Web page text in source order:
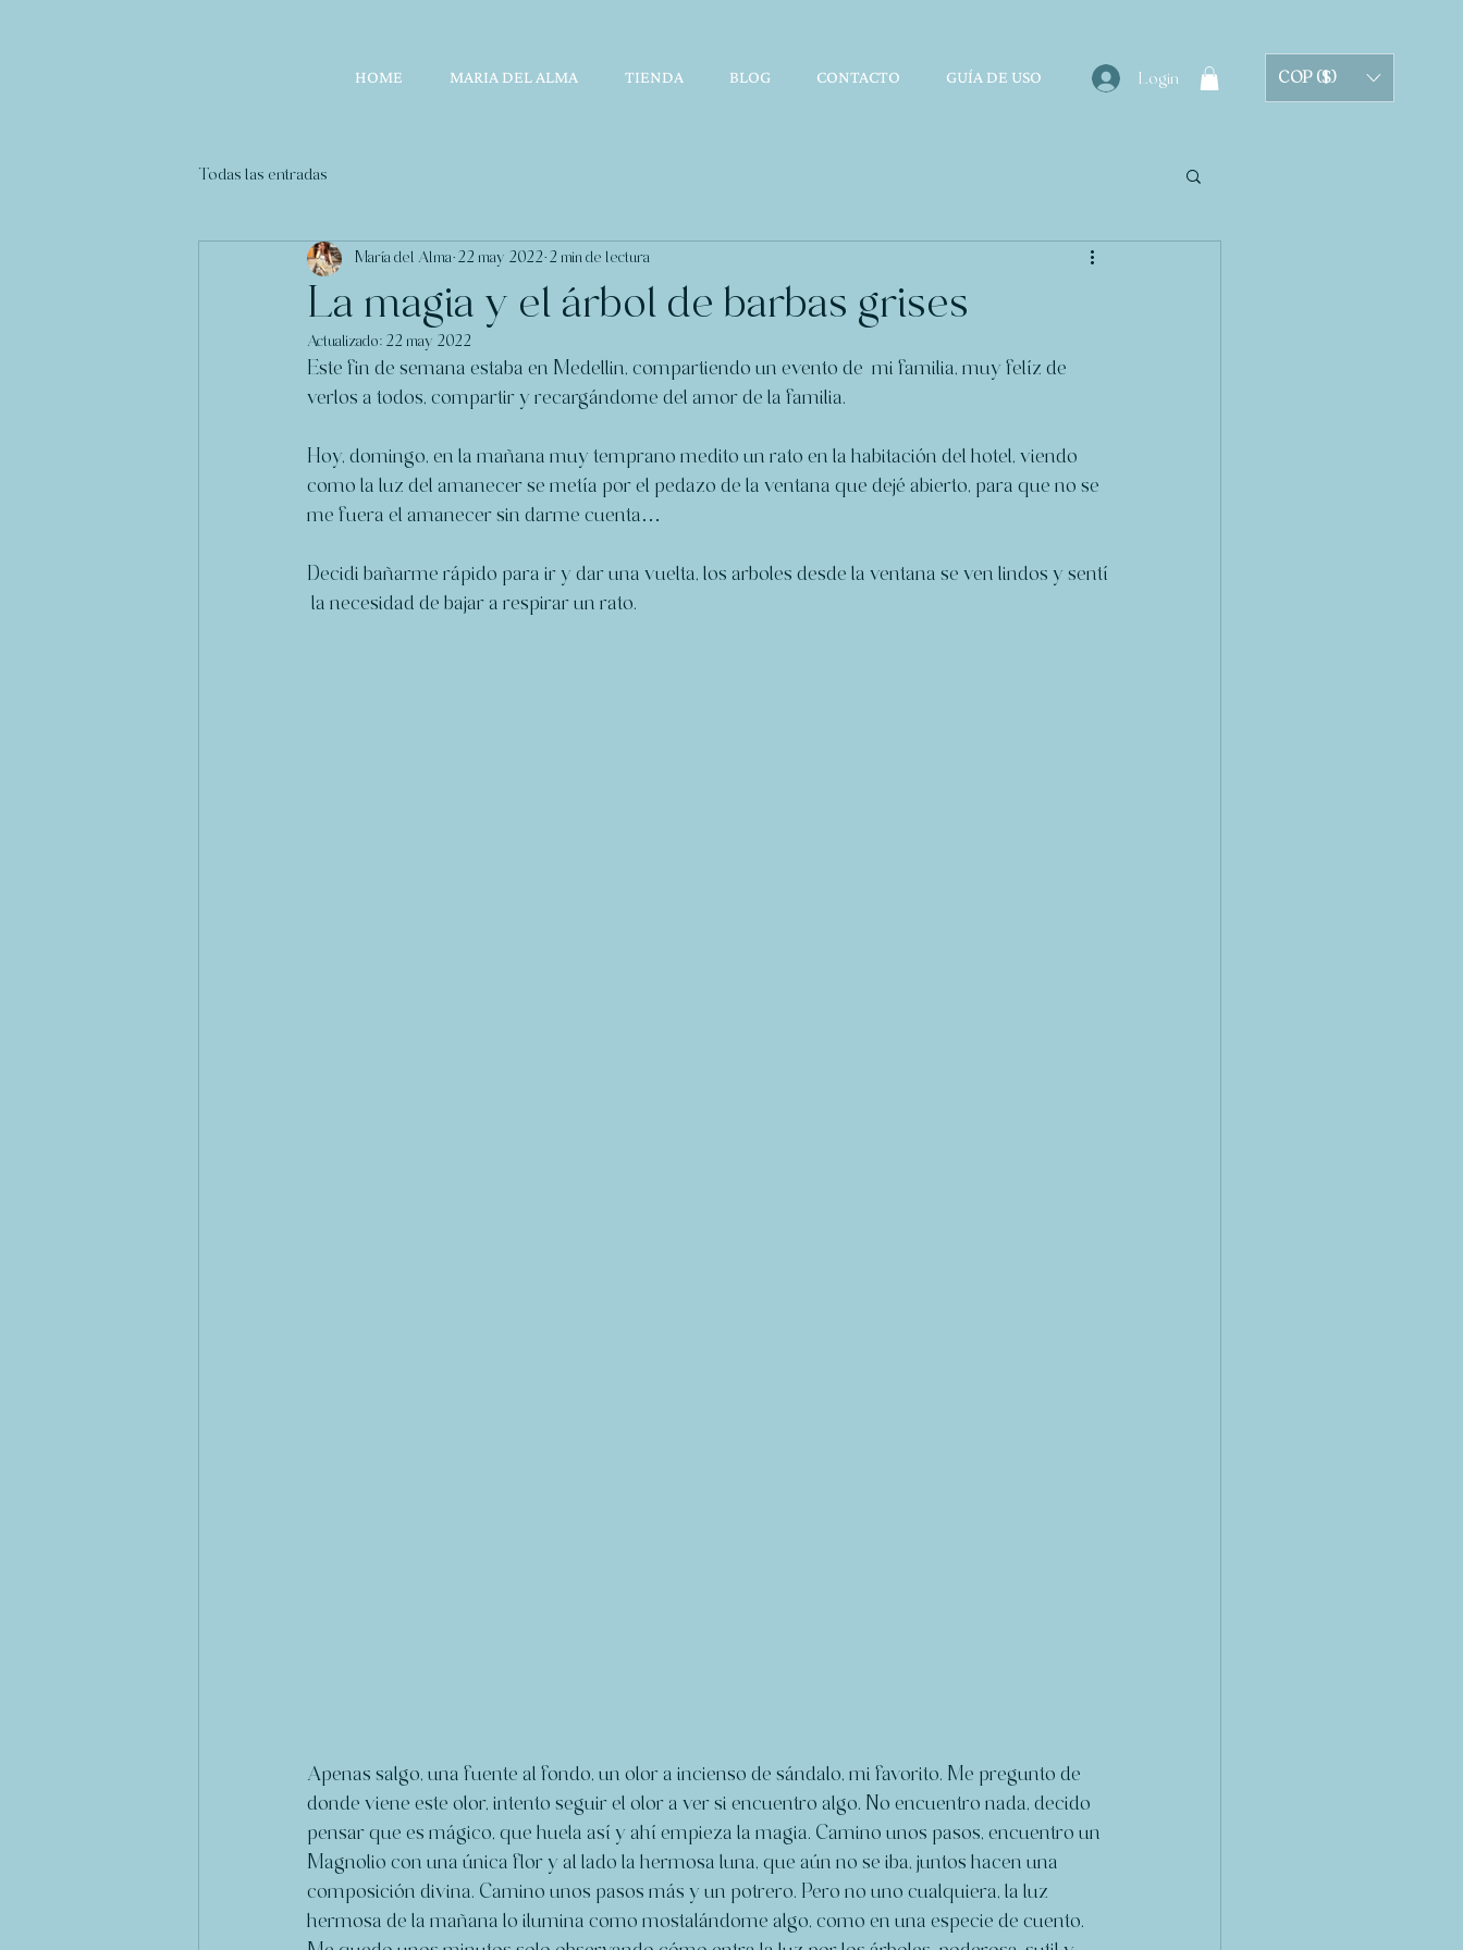
HOME MARIA DEL ALMA TIENDA BLOG CONTACTO GUÍA DE USO Login COP ($)
Todas las entradas
La magia y el árbol de barbas grises
María del Alma 22 may 2022 2 min de lectura
Actualizado: 22 may 2022
Este fin de semana estaba en Medellin, compartiendo un evento de  mi familia, muy felíz de
verlos a todos, compartir y recargándome del amor de la familia.
Hoy, domingo, en la mañana muy temprano medito un rato en la habitación del hotel, viendo
como la luz del amanecer se metía por el pedazo de la ventana que dejé abierto, para que no se
me fuera el amanecer sin darme cuenta…
Decidi bañarme rápido para ir y dar una vuelta, los arboles desde la ventana se ven lindos y sentí
la necesidad de bajar a respirar un rato.
Apenas salgo, una fuente al fondo, un olor a incienso de sándalo, mi favorito. Me pregunto de
donde viene este olor, intento seguir el olor a ver si encuentro algo. No encuentro nada, decido
pensar que es mágico, que huela así y ahí empieza la magia. Camino unos pasos, encuentro un
Magnolio con una única flor y al lado la hermosa luna, que aún no se iba, juntos hacen una
composición divina. Camino unos pasos más y un potrero. Pero no uno cualquiera, la luz
hermosa de la mañana lo ilumina como mostalándome algo, como en una especie de cuento.